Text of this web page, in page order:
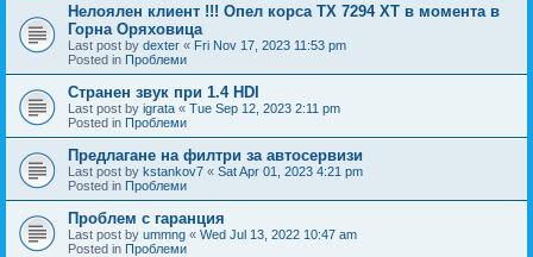
Нелоялен клиент !!! Опел корса ТХ 7294 ХТ в момента в
Горна Оряховица
Last post by dexter « Fri Nov 17, 2023 11:53 pm
Posted in Проблеми
Странен звук при 1.4 HDI
Last post by igrata « Tue Sep 12, 2023 2:11 pm
Posted in Проблеми
Предлагане на филтри за автосервизи
Last post by kstankov7 « Sat Apr 01, 2023 4:21 pm
Posted in Проблеми
Проблем с гаранция
Last post by ummng « Wed Jul 13, 2022 10:47 am
Posted in Проблеми